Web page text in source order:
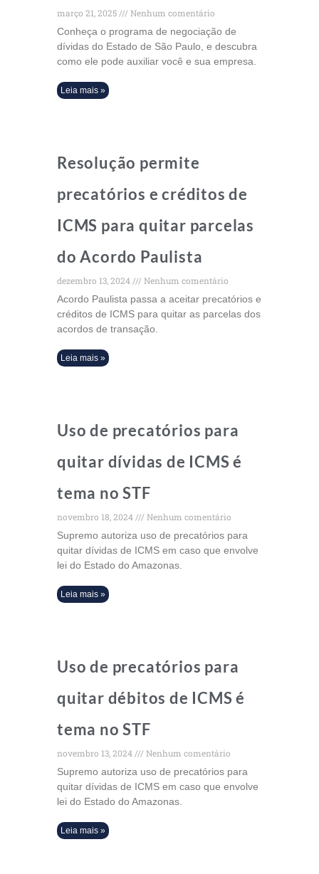
março 21, 2025
Nenhum comentário
Conheça o programa de negociação de
dívidas do Estado de São Paulo, e descubra
como ele pode auxiliar você e sua empresa.
Leia mais »
Resolução permite
precatórios e créditos de
ICMS para quitar parcelas
do Acordo Paulista
dezembro 13, 2024
Nenhum comentário
Acordo Paulista passa a aceitar precatórios e
créditos de ICMS para quitar as parcelas dos
acordos de transação.
Leia mais »
Uso de precatórios para
quitar dívidas de ICMS é
tema no STF
novembro 18, 2024
Nenhum comentário
Supremo autoriza uso de precatórios para
quitar dívidas de ICMS em caso que envolve
lei do Estado do Amazonas.
Leia mais »
Uso de precatórios para
quitar débitos de ICMS é
tema no STF
novembro 13, 2024
Nenhum comentário
Supremo autoriza uso de precatórios para
quitar dívidas de ICMS em caso que envolve
lei do Estado do Amazonas.
Leia mais »